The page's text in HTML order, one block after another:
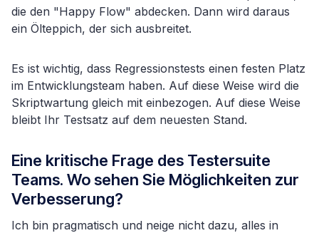
die den "Happy Flow" abdecken. Dann wird daraus
ein Ölteppich, der sich ausbreitet.
Es ist wichtig, dass Regressionstests einen festen Platz
im Entwicklungsteam haben. Auf diese Weise wird die
Skriptwartung gleich mit einbezogen. Auf diese Weise
bleibt Ihr Testsatz auf dem neuesten Stand.
Eine kritische Frage des Testersuite
Teams. Wo sehen Sie Möglichkeiten zur
Verbesserung?
Ich bin pragmatisch und neige nicht dazu, alles in